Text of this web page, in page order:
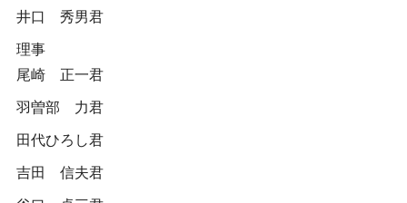
井口 秀男君
理事
尾崎 正一君
羽曽部 力君
田代ひろし君
吉田 信夫君